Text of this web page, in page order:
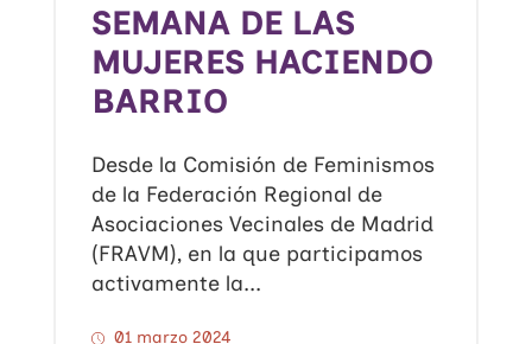
SEMANA DE LAS
MUJERES HACIENDO
BARRIO
Desde la Comisión de Feminismos
de la Federación Regional de
Asociaciones Vecinales de Madrid
(FRAVM), en la que participamos
activamente la...
01 marzo 2024